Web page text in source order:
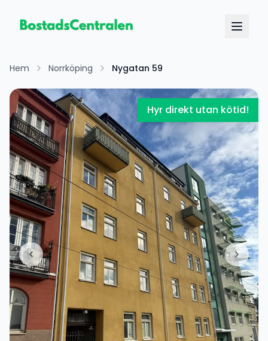
Hem Norrköping Nygatan 59
Hyr direkt utan kötid!